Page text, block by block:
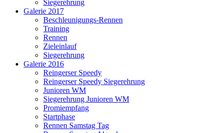
Siegerehrung
Galerie 2017
Beschleunigungs-Rennen
Training
Rennen
Zieleinlauf
Siegerehrung
Galerie 2016
Reingerser Speedy
Reingerser Speedy Siegerehrung
Junioren WM
Siegerehrung Junioren WM
Promiempfang
Startphase
Rennen Samstag Tag